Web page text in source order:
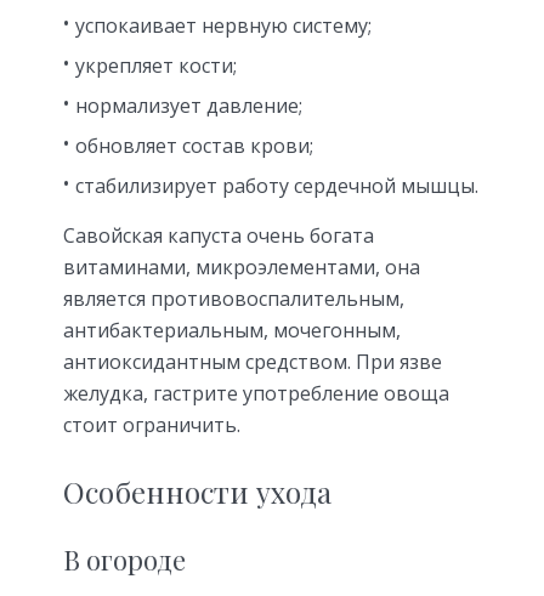
успокаивает нервную систему;
укрепляет кости;
нормализует давление;
обновляет состав крови;
стабилизирует работу сердечной мышцы.
Савойская капуста очень богата
витаминами, микроэлементами, она
является противовоспалительным,
антибактериальным, мочегонным,
антиоксидантным средством. При язве
желудка, гастрите употребление овоща
стоит ограничить.
Особенности ухода
В огороде